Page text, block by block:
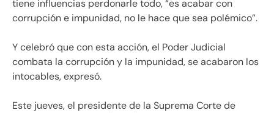
tiene influencias perdonarle todo, “es acabar con
corrupción e impunidad, no le hace que sea polémico”.
Y celebró que con esta acción, el Poder Judicial
combata la corrupción y la impunidad, se acabaron los
intocables, expresó.
Este jueves, el presidente de la Suprema Corte de